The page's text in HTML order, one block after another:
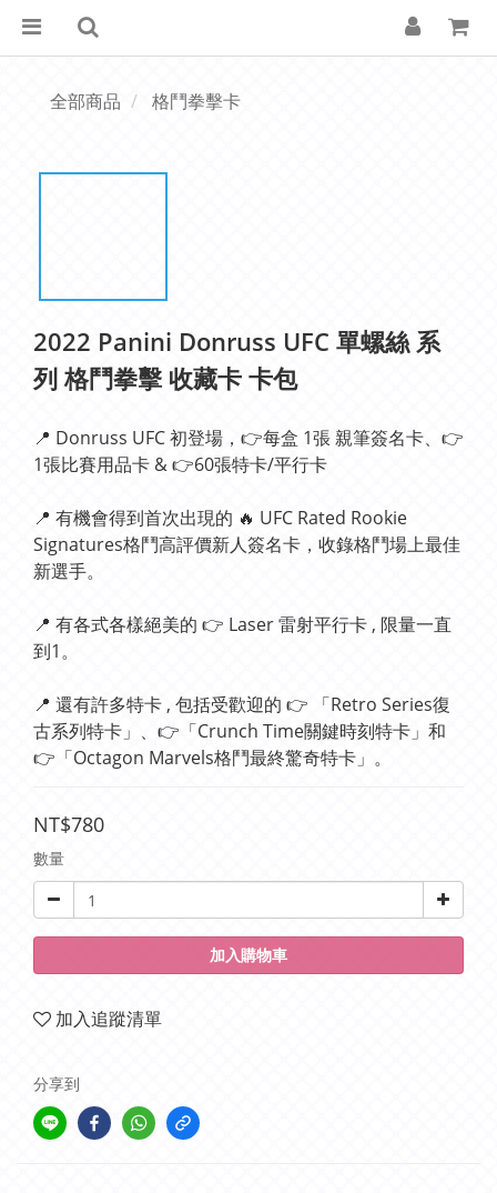
全部商品 格鬥拳擊卡
2022 Panini Donruss UFC 單螺絲 系
列 格鬥拳擊 收藏卡 卡包
📍 Donruss UFC 初登場，👉每盒 1張 親筆簽名卡、👉
1張比賽用品卡 & 👉60張特卡/平行卡
📍 有機會得到首次出現的 🔥 UFC Rated Rookie
Signatures格鬥高評價新人簽名卡，收錄格鬥場上最佳
新選手。
📍 有各式各樣絕美的 👉 Laser 雷射平行卡 , 限量一直
到1。
📍 還有許多特卡 , 包括受歡迎的 👉 「Retro Series復
古系列特卡」、👉「Crunch Time關鍵時刻特卡」和
👉「Octagon Marvels格鬥最終驚奇特卡」。
NT$780
數量
加入購物車
加入追蹤清單
分享到